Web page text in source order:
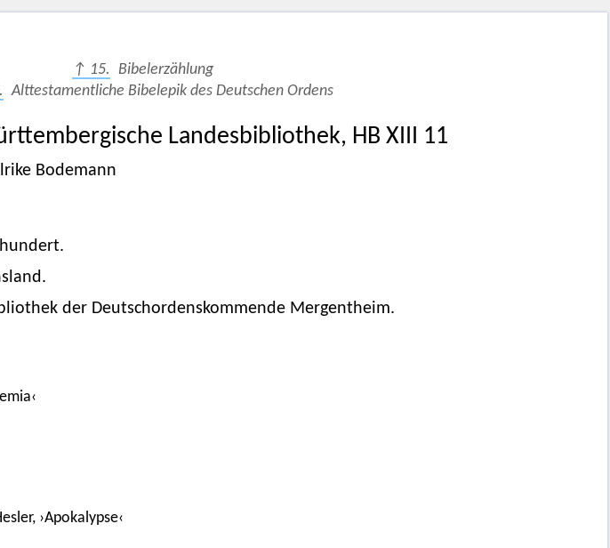
↑ 15.
Bibelerzählung
Alttestamentliche Bibelepik des Deutschen Ordens
Landesbibliothek, HB XIII 11
Bodemann
der Deutschordenskommende Mergentheim.
›Apokalypse‹